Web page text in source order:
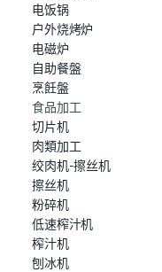
inoltre informazioni
nostro sito con i
dei dati web,
combinarle con altre
che hanno raccolto
电饭锅
户外烧烤炉
电磁炉
自助餐盤
烹飪盤
食品加工
切片机
肉類加工
绞肉机-擦丝机
擦丝机
粉碎机
低速榨汁机
榨汁机
刨冰机